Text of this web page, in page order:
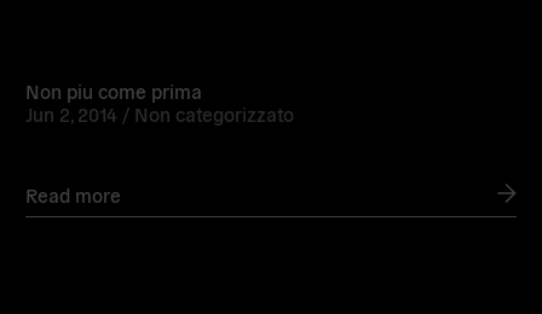
Non piu come prima
Jun 2, 2014 / Non categorizzato
Read more